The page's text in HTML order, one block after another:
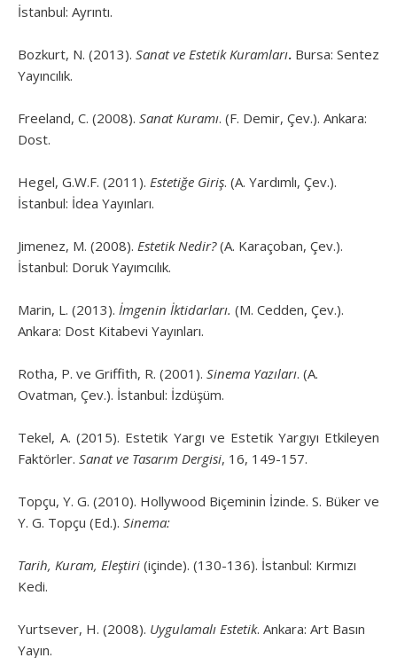
İstanbul: Ayrıntı.
Bozkurt, N. (2013). Sanat ve Estetik Kuramları. Bursa: Sentez
Yayıncılık.
Freeland, C. (2008). Sanat Kuramı. (F. Demir, Çev.). Ankara:
Dost.
Hegel, G.W.F. (2011). Estetiğe Giriş. (A. Yardımlı, Çev.).
İstanbul: İdea Yayınları.
Jimenez, M. (2008). Estetik Nedir?(A. Karaçoban, Çev.).
İstanbul: Doruk Yayımcılık.
Marin, L. (2013). İmgenin İktidarları. (M. Cedden, Çev.).
Ankara: Dost Kitabevi Yayınları.
Rotha, P. ve Griffith, R. (2001). Sinema Yazıları. (A.
Ovatman, Çev.). İstanbul: İzdüşüm.
Tekel, A. (2015). Estetik Yargı ve Estetik Yargıyı Etkileyen
Faktörler. Sanat ve Tasarım Dergisi, 16, 149-157.
Topçu, Y. G. (2010). Hollywood Biçeminin İzinde. S. Büker ve
Y. G. Topçu (Ed.). Sinema:
Tarih, Kuram, Eleştiri (içinde). (130-136). İstanbul: Kırmızı
Kedi.
Yurtsever, H. (2008). Uygulamalı Estetik. Ankara: Art Basın
Yayın.